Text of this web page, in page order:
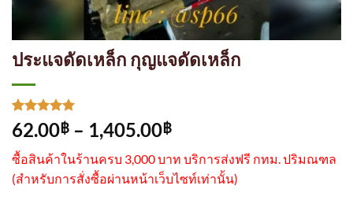
ประแจดัดเหล็ก กุญแจดัดเหล็ก
ให้คะแนน
5จาก 5
คะแนนเต็ม
บน
1
การให้
คะแนน
ของลูกค้า
62.00฿ – 1,405.00฿Price
range:
62.00฿
through
ซื้อสินค้าในร้านครบ 3,000 บาท บริการส่งฟรี กทม. ปริมณฑล
(สำหรับการสั่งซื้อผ่านหน้าเว็บไซท์เท่านั้น)